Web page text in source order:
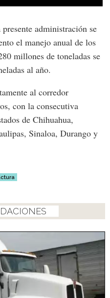
administración se
el manejo anual de los
millones de toneladas se
al año.
al corredor
con la consecutiva
de Chihuahua,
Sinaloa, Durango y